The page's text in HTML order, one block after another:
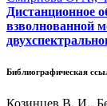
Дистанционное
взволнованной
Библиографическая